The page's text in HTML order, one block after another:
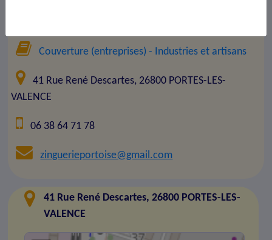
Couverture (entreprises) - Industries et artisans
41 Rue René Descartes, 26800 PORTES-LES-
VALENCE
06 38 64 71 78
zinguerieportoise@gmail.com
41 Rue René Descartes, 26800 PORTES-LES-
VALENCE